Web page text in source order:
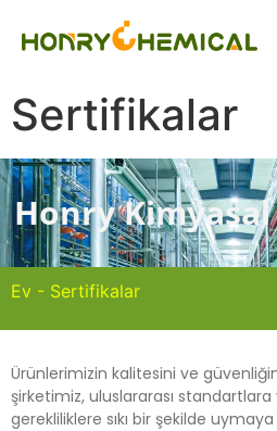
Sertifikalar
Honry
Ev - Sertifikalar
Ürünlerimizin kalitesini ve
şirketimiz, uluslararası
gerekliliklere sıkı bir şekilde uymaya